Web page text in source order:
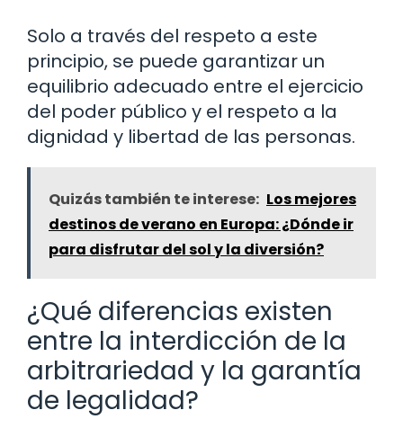
Solo a través del respeto a este
principio, se puede garantizar un
equilibrio adecuado entre el ejercicio
del poder público y el respeto a la
dignidad y libertad de las personas.
Quizás también te interese: Los mejores
destinos de verano en Europa: ¿Dónde ir
para disfrutar del sol y la diversión?
¿Qué diferencias existen
entre la interdicción de la
arbitrariedad y la garantía
de legalidad?